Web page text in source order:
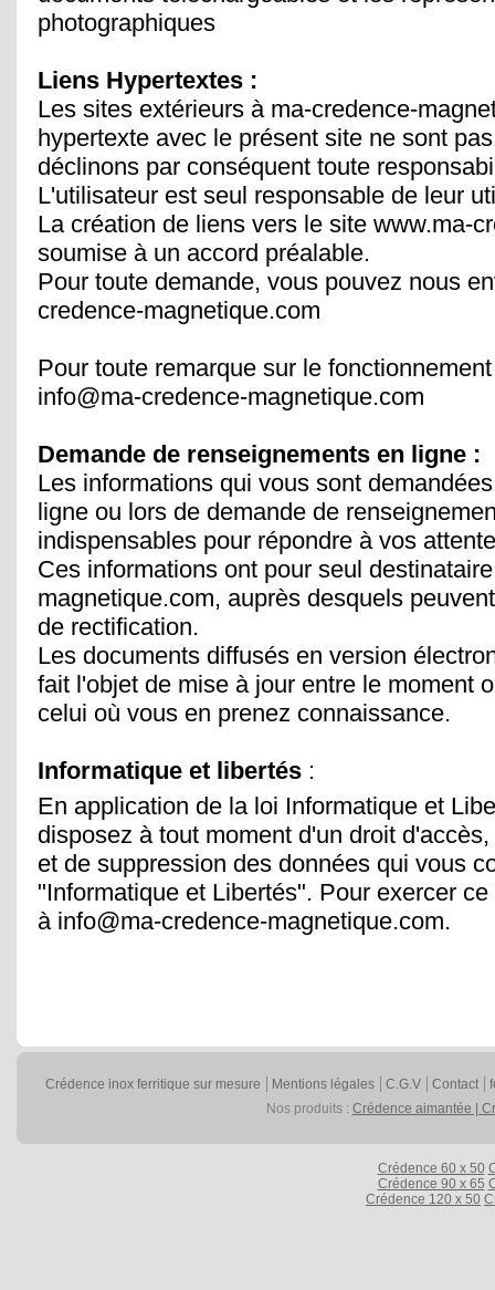
photographiques
Liens Hypertextes :
Les sites extérieurs à ma-credence-
hypertexte avec le présent site ne sont
déclinons par conséquent toute
L'utilisateur est seul responsable de leur
La création de liens vers le site www.ma-
soumise à un accord préalable.
Pour toute demande, vous pouvez nous
credence-magnetique.com
Pour toute remarque sur le
info@ma-credence-magnetique.com
Demande de renseignements en ligne :
Les informations qui vous sont
ligne ou lors de demande de
indispensables pour répondre à vos
Ces informations ont pour seul
magnetique.com, auprès desquels
de rectification.
Les documents diffusés en version
fait l'objet de mise à jour entre le moment
celui où vous en prenez connaissance.
Informatique et libertés :
En application de la loi Informatique et
disposez à tout moment d'un droit
et de suppression des données qui vous
"Informatique et Libertés". Pour exercer
à info@ma-credence-magnetique.com.
Crédence inox ferritique sur mesure Mentions légales C.G.V Contact
Nos produits : Crédence aimantée |
Crédence 60 x 50
Crédence 90 x 65
Crédence 120 x 50